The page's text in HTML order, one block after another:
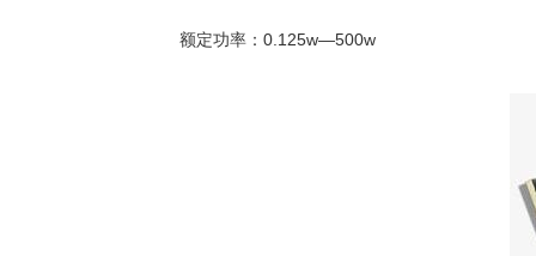
额定功率：0.125w—500w